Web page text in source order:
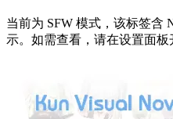
当前为 SFW 模式，该标签含
示。如需查看，请在设置面板